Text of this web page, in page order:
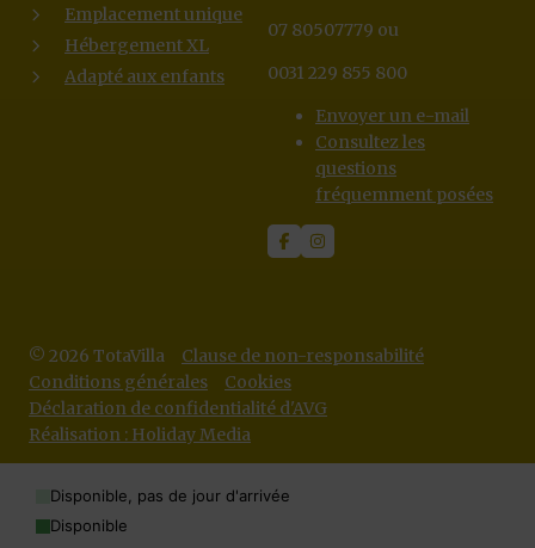
Emplacement unique
Hébergement XL
Adapté aux enfants
07 80507779 ou
0031 229 855 800
Envoyer un e-mail
Consultez les
questions
fréquemment posées
© 2026 TotaVilla
Clause de non-responsabilité
Conditions générales
Cookies
Déclaration de confidentialité d'AVG
Réalisation : Holiday Media
Disponible, pas de jour d'arrivée
Disponible